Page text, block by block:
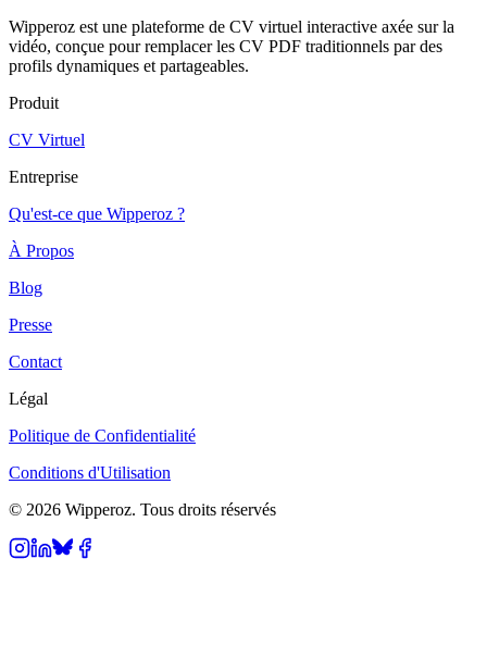
Wipperoz est une plateforme de CV virtuel interactive axée sur la
vidéo, conçue pour remplacer les CV PDF traditionnels par des
profils dynamiques et partageables.
Produit
CV Virtuel
Entreprise
Qu'est-ce que Wipperoz ?
À Propos
Blog
Presse
Contact
Légal
Politique de Confidentialité
Conditions d'Utilisation
© 2026 Wipperoz. Tous droits réservés